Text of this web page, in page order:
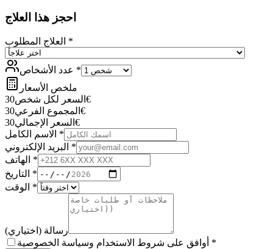
احجز هذا العلاج
العلاج المطلوب *
عدد الأشخاص *
ملخص الأسعار
السعر لكل شخص30
€
المجموع الفرعي30
€
السعر الإجمالي30
€
الاسم الكامل *
البريد الإلكتروني *
الهاتف *
التاريخ *
الوقت *
رسالة (اختياري)
أوافق على شروط الاستخدام وسياسة الخصوصية *